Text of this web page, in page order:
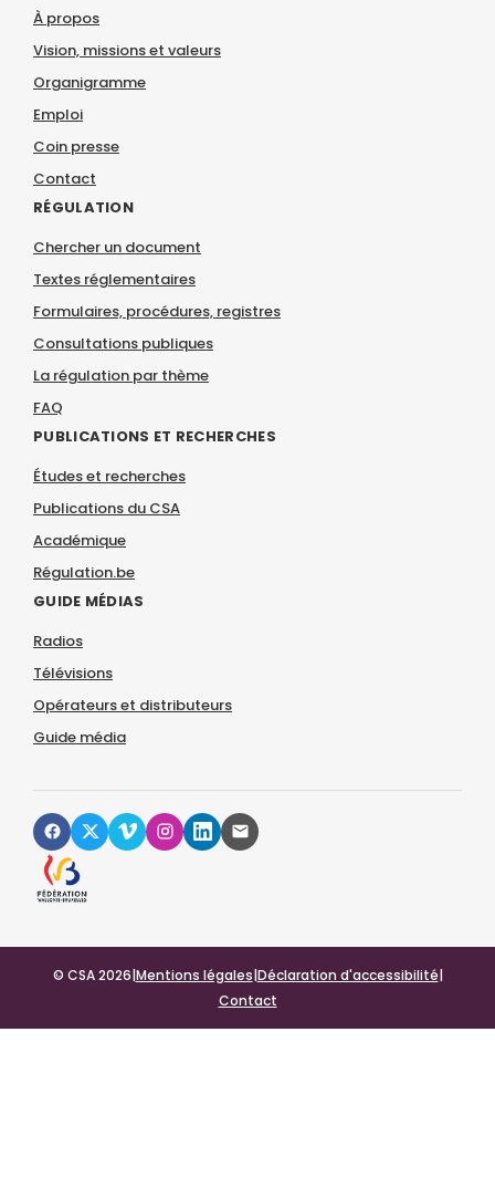
À propos
Vision, missions et valeurs
Organigramme
Emploi
Coin presse
Contact
RÉGULATION
Chercher un document
Textes réglementaires
Formulaires, procédures, registres
Consultations publiques
La régulation par thème
FAQ
PUBLICATIONS ET RECHERCHES
Études et recherches
Publications du CSA
Académique
Régulation.be
GUIDE MÉDIAS
Radios
Télévisions
Opérateurs et distributeurs
Guide média
© CSA 2026|Mentions légales|Déclaration d'accessibilité|
Contact